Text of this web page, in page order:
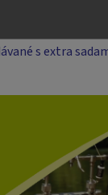
nebo dolů a
delší nohy
s extra